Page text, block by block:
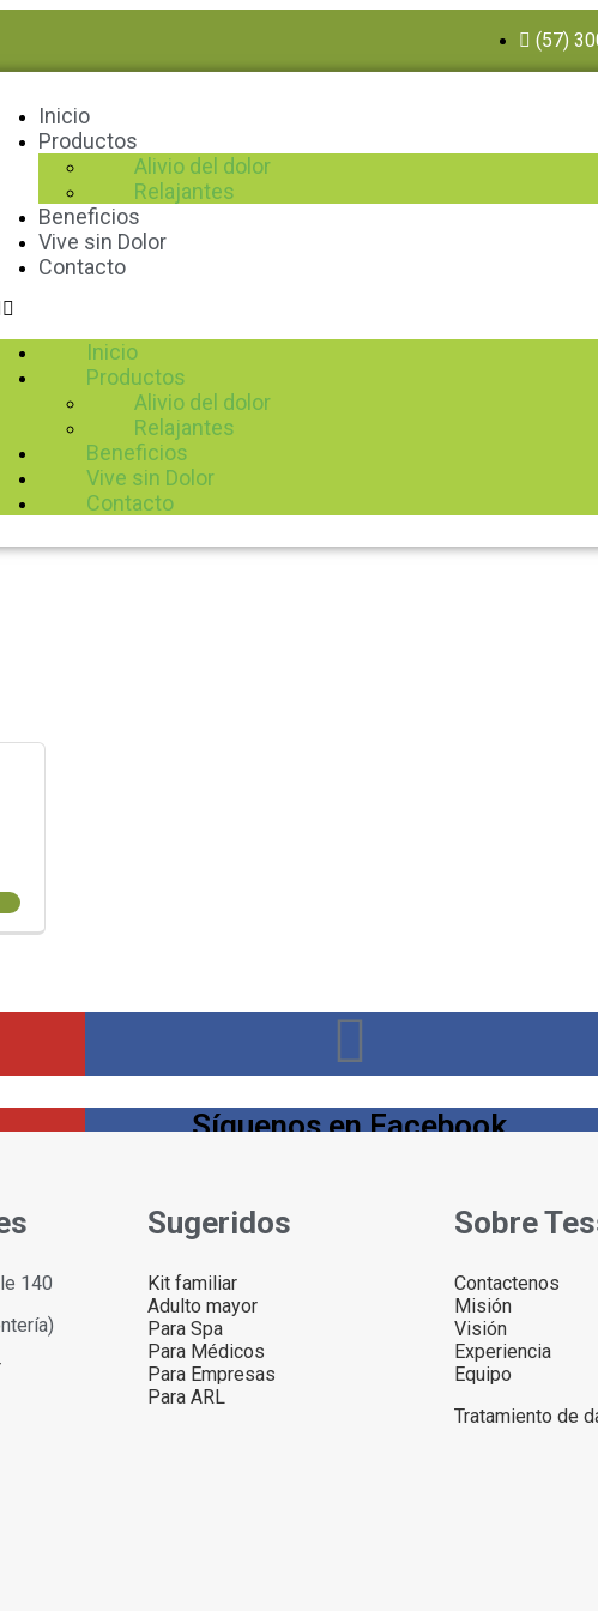
(57)
Inicio
Productos
Alivio del dolor
Relajantes
Beneficios
Vive sin Dolor
Contacto
Inicio
Productos
Alivio del dolor
Relajantes
Beneficios
Vive sin Dolor
Contacto
Síguenos en Facebook
140
Sugeridos
Kit familiar
Adulto mayor
Para Spa
Para Médicos
Para Empresas
Para ARL
Sobre
Contactenos
Misión
Visión
Experiencia
Equipo
Tratamiento de